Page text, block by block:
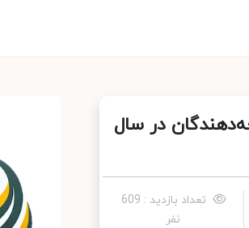
در سال
تعداد بازدید : 609
نفر